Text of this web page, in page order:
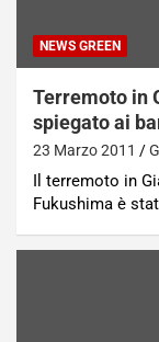
NEWS GREEN
Terremoto in
spiegato ai
23 Marzo 2011
Il terremoto in
Fukushima è